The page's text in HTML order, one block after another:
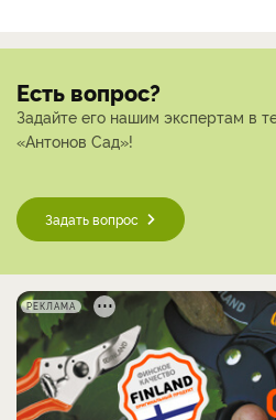
Есть вопрос?
Задайте его нашим экспертам в
«Антонов Сад»!
Задать вопрос
РЕКЛАМА